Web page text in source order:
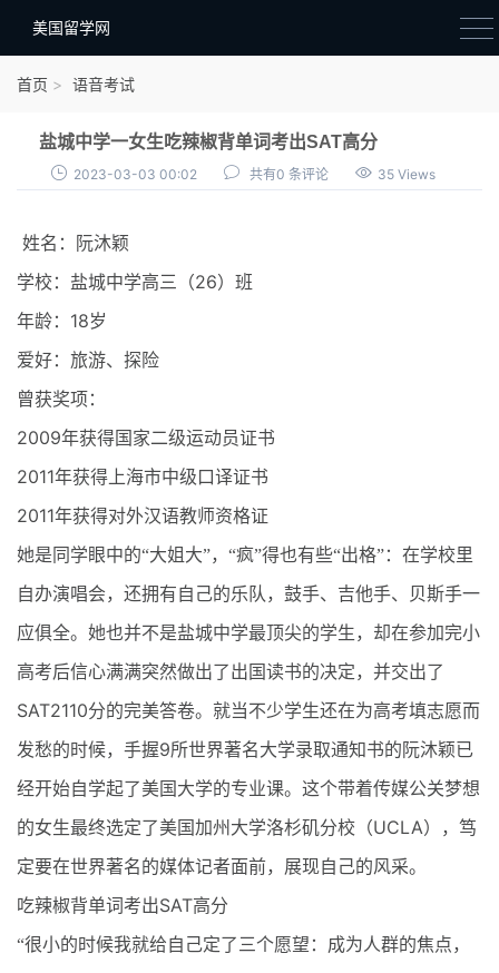
美国留学网
院校选择
留学生活
首页 语音考试
盐城中学一女生吃辣椒背单词考出SAT高分
2023-03-03 00:02 共有0 条评论 35 Views
姓名：阮沐颖
学校：盐城中学高三（26）班
年龄： 18岁
爱好：旅游、探险
曾获奖项：
2009年获得国家二级运动员证书
2011年获得上海市中级口译证书
2011年获得对外汉语教师资格证
她是同学眼中的“大姐大”，“疯”得也有些“出格”：在学校里
自办演唱会，还拥有自己的乐队，鼓手、吉他手、贝斯手一
应俱全。她也并不是盐城中学最顶尖的学生，却在参加完小
高考后信心满满突然做出了出国读书的决定，并交出了
SAT2110分的完美答卷。就当不少学生还在为高考填志愿而
发愁的时候，手握9所世界著名大学录取通知书的阮沐颖已
经开始自学起了美国大学的专业课。这个带着传媒公关梦想
的女生最终选定了美国加州大学洛杉矶分校（UCLA），笃
定要在世界著名的媒体记者面前，展现自己的风采。
吃辣椒背单词考出SAT高分
“很小的时候我就给自己定了三个愿望：成为人群的焦点，